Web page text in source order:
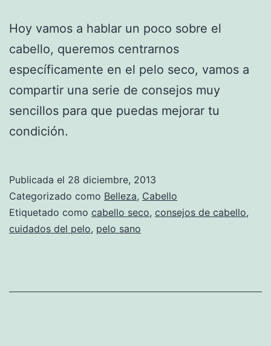
Hoy vamos a hablar un poco sobre el
cabello, queremos centrarnos
específicamente en el pelo seco, vamos a
compartir una serie de consejos muy
sencillos para que puedas mejorar tu
condición.
Publicada el 28 diciembre, 2013
Categorizado como Belleza, Cabello
Etiquetado como cabello seco, consejos de cabello,
cuidados del pelo, pelo sano